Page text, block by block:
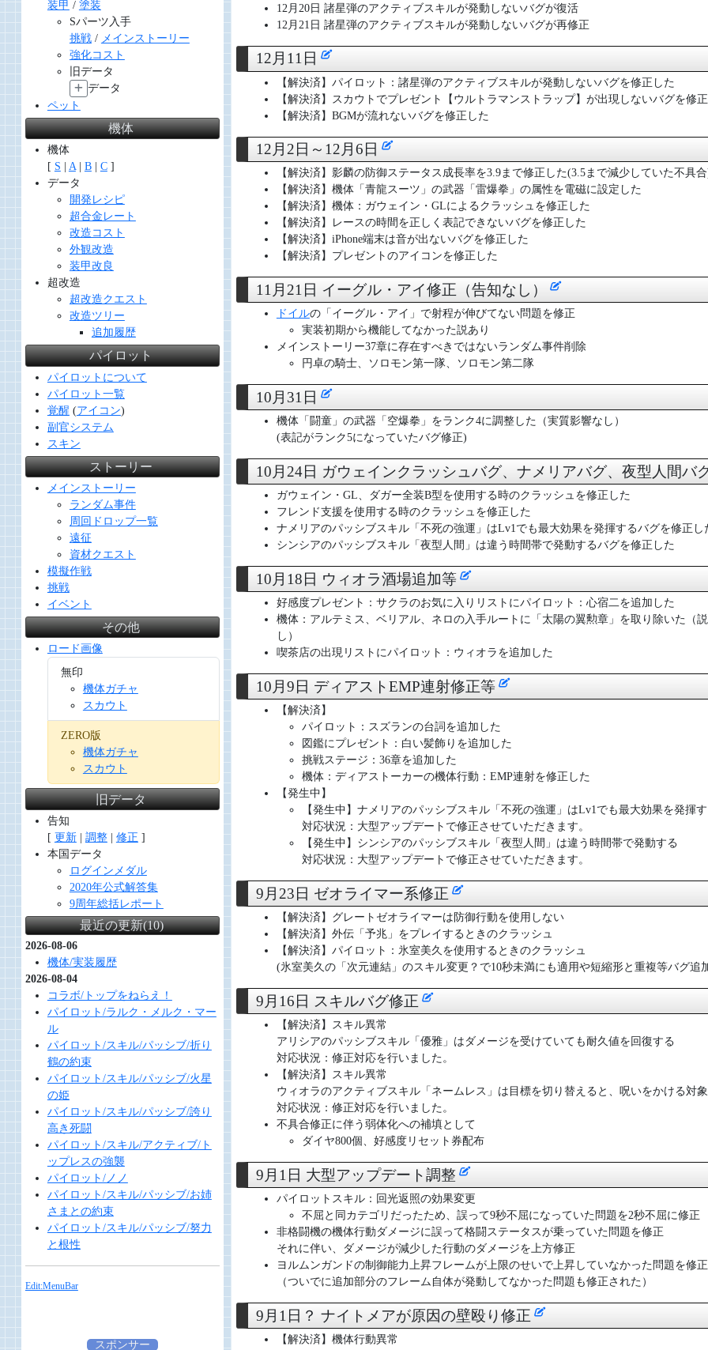
12月20日 諸星弾のアクティブスキルが発動しないバグが復活
12月21日 諸星弾のアクティブスキルが発動しないバグが再修正
12月11日
【解決済】パイロット：諸星弾のアクティブスキルが発動しないバグを修正した
【解決済】スカウトでプレゼント【ウルトラマンストラップ】が出現しないバグを修
【解決済】BGMが流れないバグを修正した
12月2日～12月6日
【解決済】影麟の防御ステータス成長率を3.9まで修正した(3.5まで減少していた不具
【解決済】機体「青龍スーツ」の武器「雷爆拳」の属性を電磁に設定した
【解決済】機体：ガウェイン・GLによるクラッシュを修正した
【解決済】レースの時間を正しく表記できないバグを修正した
【解決済】iPhone端末は音が出ないバグを修正した
【解決済】プレゼントのアイコンを修正した
11月21日 イーグル・アイ修正（告知なし）
ドイルの「イーグル・アイ」で射程が伸びてない問題を修正
実装初期から機能してなかった説あり
メインストーリー37章に存在すべきではないランダム事件削除
円卓の騎士、ソロモン第一隊、ソロモン第二隊
10月31日
機体「闘童」の武器「空爆拳」をランク4に調整した（実質影響なし）
(表記がランク5になっていたバグ修正)
10月24日 ガウェインクラッシュバグ、ナメリアバグ、夜型人間バ
ガウェイン・GL、ダガー全装B型を使用する時のクラッシュを修正した
フレンド支援を使用する時のクラッシュを修正した
ナメリアのパッシブスキル「不死の強運」はLv1でも最大効果を発揮するバグを修正し
シンシアのパッシブスキル「夜型人間」は違う時間帯で発動するバグを修正した
10月18日 ウィオラ酒場追加等
好感度プレゼント：サクラのお気に入りリストにパイロット：心宿二を追加した
機体：アルテミス、ベリアル、ネロの入手ルートに「太陽の翼勲章」を取り除いた（
し）
喫茶店の出現リストにパイロット：ウィオラを追加した
10月9日 ディアストEMP連射修正等
【解決済】
パイロット：スズランの台詞を追加した
図鑑にプレゼント：白い髪飾りを追加した
挑戦ステージ：36章を追加した
機体：ディアストーカーの機体行動：EMP連射を修正した
【発生中】
【発生中】ナメリアのパッシブスキル「不死の強運」はLv1でも最大効果を発揮
対応状況：大型アップデートで修正させていただきます。
【発生中】シンシアのパッシブスキル「夜型人間」は違う時間帯で発動する
対応状況：大型アップデートで修正させていただきます。
9月23日 ゼオライマー系修正
【解決済】グレートゼオライマーは防御行動を使用しない
【解決済】外伝「予兆」をプレイするときのクラッシュ
【解決済】パイロット：氷室美久を使用するときのクラッシュ
(氷室美久の「次元連結」のスキル変更？で10秒未満にも適用や短縮形と重複等バグ追
9月16日 スキルバグ修正
【解決済】スキル異常
アリシアのパッシブスキル「優雅」はダメージを受けていても耐久値を回復する
対応状況：修正対応を行いました。
【解決済】スキル異常
ウィオラのアクティブスキル「ネームレス」は目標を切り替えると、呪いをかける対
対応状況：修正対応を行いました。
不具合修正に伴う弱体化への補填として
ダイヤ800個、好感度リセット券配布
9月1日 大型アップデート調整
パイロットスキル：回光返照の効果変更
不屈と同カテゴリだったため、誤って9秒不屈になっていた問題を2秒不屈に修正
非格闘機の機体行動ダメージに誤って格闘ステータスが乗っていた問題を修正
それに伴い、ダメージが減少した行動のダメージを上方修正
ヨルムンガンドの制御能力上昇フレームが上限のせいで上昇していなかった問題を修正
（ついでに追加部分のフレーム自体が発動してなかった問題も修正された）
9月1日？ ナイトメアが原因の壁殴り修正
【解決済】機体行動異常
装甲 / 塗装
Sパーツ入手
挑戦/ メインストーリー
強化コスト
旧データ
データ
ペット
機体
機体
[ S A| B| C]
データ
開発レシピ
超合金レート
改造コスト
外観改造
装甲改良
超改造
超改造クエスト
改造ツリー
追加履歴
パイロット
パイロットについて
パイロット一覧
覚醒 (アイコン)
副官システム
スキン
ストーリー
メインストーリー
ランダム事件
周回ドロップ一覧
遠征
資材クエスト
模擬作戦
挑戦
イベント
その他
ロード画像
無印
機体ガチャ
スカウト
ZERO版
機体ガチャ
スカウト
旧データ
告知
[ 更新| 調整| 修正 ]
本国データ
ログインメダル
2020年公式解答集
9周年総括レポート
最近の更新(10)
2026-08-06
機体/実装履歴
2026-08-04
コラボ/トップをねらえ！
パイロット/ラルク・メルク・マー
ル
パイロット/スキル/パッシブ/折り
鶴の約束
パイロット/スキル/パッシブ/火星
の姫
パイロット/スキル/パッシブ/誇り
高き死闘
パイロット/スキル/アクティブ/ト
ップレスの強襲
パイロット/ノノ
パイロット/スキル/パッシブ/お姉
さまとの約束
パイロット/スキル/パッシブ/努力
と根性
Edit:MenuBar
スポンサー